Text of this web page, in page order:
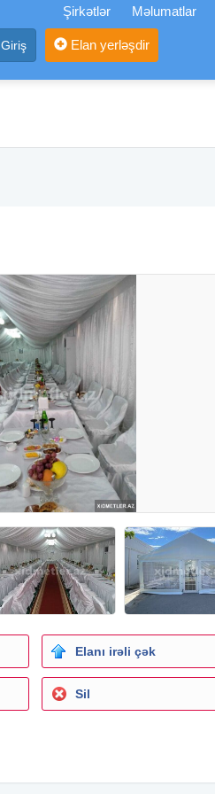
Şirkətlər Məlumatlar
Giriş Elan yerləşdir
Elanı irəli çək
Sil